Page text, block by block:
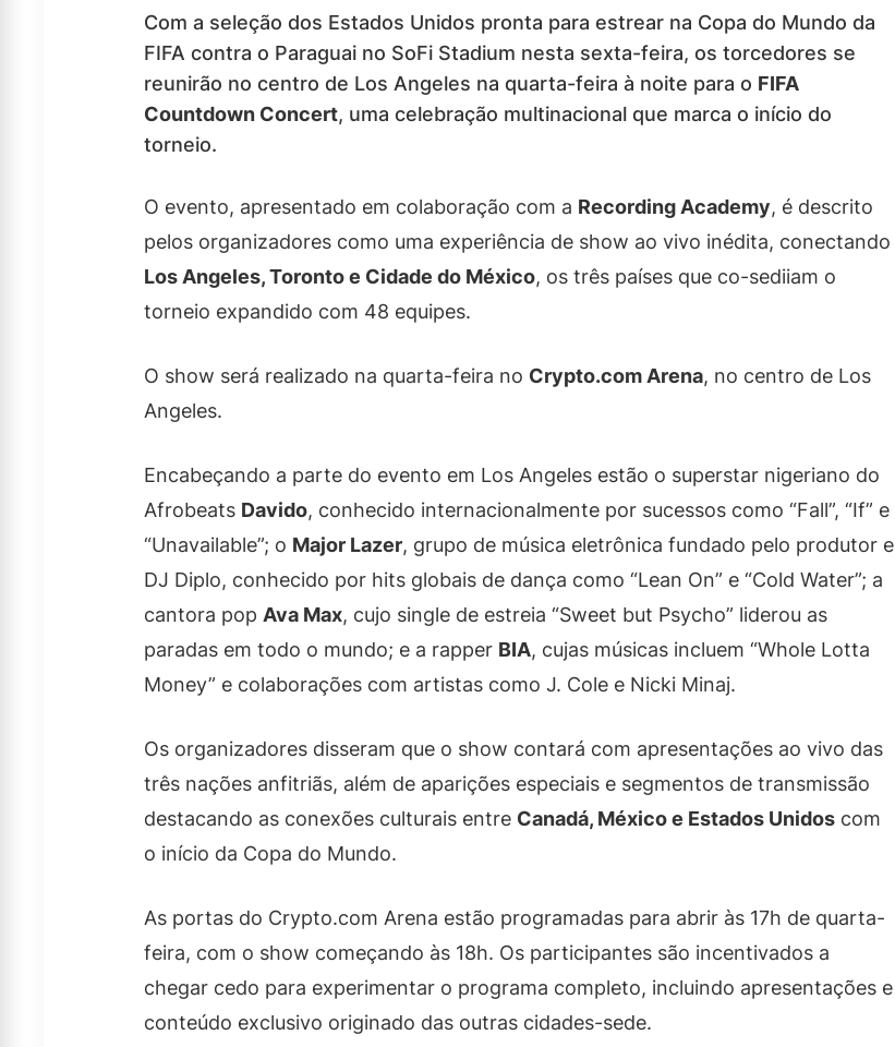
Com a seleção dos Estados Unidos pronta para estrear na Copa do Mundo da
FIFA contra o Paraguai no SoFi Stadium nesta sexta-feira, os torcedores se
reunirão no centro de Los Angeles na quarta-feira à noite para o FIFA
Countdown Concert, uma celebração multinacional que marca o início do
torneio.
O evento, apresentado em colaboração com a Recording Academy, é descrito
pelos organizadores como uma experiência de show ao vivo inédita, conectando
Los Angeles, Toronto e Cidade do México, os três países que co-sediiam o
torneio expandido com 48 equipes.
O show será realizado na quarta-feira no Crypto.com Arena, no centro de Los
Angeles.
Encabeçando a parte do evento em Los Angeles estão o superstar nigeriano do
Afrobeats Davido, conhecido internacionalmente por sucessos como “Fall”, “If” e
“Unavailable”; o Major Lazer, grupo de música eletrônica fundado pelo produtor e
DJ Diplo, conhecido por hits globais de dança como “Lean On” e “Cold Water”; a
cantora pop Ava Max, cujo single de estreia “Sweet but Psycho” liderou as
paradas em todo o mundo; e a rapper BIA, cujas músicas incluem “Whole Lotta
Money” e colaborações com artistas como J. Cole e Nicki Minaj.
Os organizadores disseram que o show contará com apresentações ao vivo das
três nações anfitriãs, além de aparições especiais e segmentos de transmissão
destacando as conexões culturais entre Canadá, México e Estados Unidos com
o início da Copa do Mundo.
As portas do Crypto.com Arena estão programadas para abrir às 17h de quarta-
feira, com o show começando às 18h. Os participantes são incentivados a
chegar cedo para experimentar o programa completo, incluindo apresentações e
conteúdo exclusivo originado das outras cidades-sede.